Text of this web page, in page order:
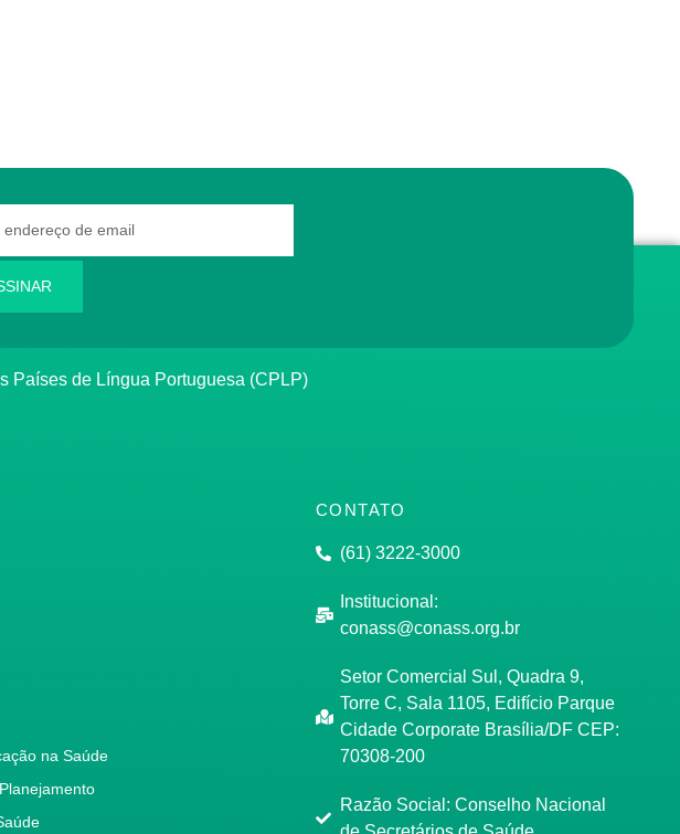
Países de Língua Portuguesa (CPLP)
na Saúde
CONTATO
(61) 3222-3000
Institucional:
conass@conass.org.br
Setor Comercial Sul, Quadra 9,
Torre C, Sala 1105, Edifício Parque
Cidade Corporate Brasília/DF CEP:
70308-200
Razão Social: Conselho Nacional